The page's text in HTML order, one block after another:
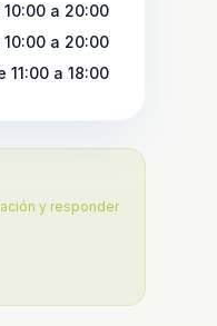
10:00 a 20:00
10:00 a 20:00
11:00 a 18:00
y responder